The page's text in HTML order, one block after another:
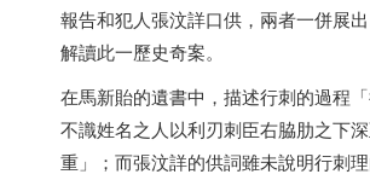
報告和犯人張汶詳口供，兩者一併展
解讀此一歷史奇案。
在馬新貽的遺書中，描述行刺的過程
不識姓名之人以利刃刺臣右脇肋之下
重」；而張汶詳的供詞雖未說明行刺